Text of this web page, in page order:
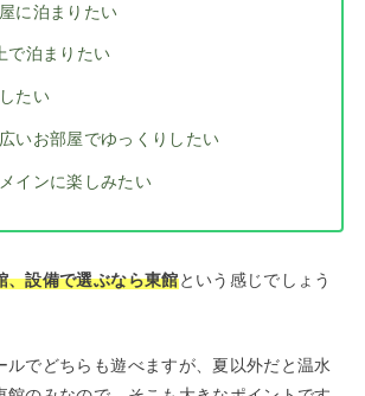
に泊まりたい
で泊まりたい
たい
いお部屋でゆっくりしたい
インに楽しみたい
、設備で選ぶなら東館という感じでしょう
ルでどちらも遊べますが、夏以外だと温水